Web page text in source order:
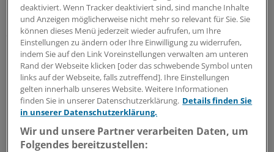
und Leiter des Hauptstadtkongresses auch die
Cybersicherheit stärken. Ohne mehr Geld funktioniere
das nicht.
16.07.2026
Hauptstadtkongress
Umsetzung der Krankenhausreform: Länder
praktizieren die föderale Vielfalt
Hessen drückt auf die Tube, Niedersachsen schaut aus
deaktiviert. Wenn Tracker deaktiviert sind, sind manche Inhalte
und Anzeigen möglicherweise nicht mehr so relevant für Sie. Sie
können dieses Menü jederzeit wieder aufrufen, um Ihre
Einstellungen zu ändern oder Ihre Einwilligung zu widerrufen,
indem Sie auf den Link Voreinstellungen verwalten am unteren
Rand der Webseite klicken [oder das schwebende Symbol unten
links auf der Webseite, falls zutreffend]. Ihre Einstellungen
gelten innerhalb unseres Website. Weitere Informationen
finden Sie in unserer Datenschutzerklärung. Details finden Sie
in unserer Datenschutzerklärung.
Wir und unsere Partner verarbeiten Daten, um
Folgendes bereitzustellen: